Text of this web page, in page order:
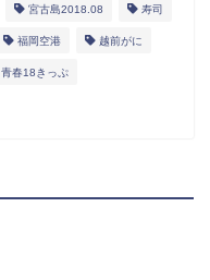
宮古島2018.08 寿司
福岡空港 越前がに
青春18きっぷ